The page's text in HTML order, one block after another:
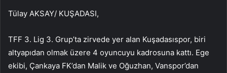
Tülay AKSAY/ KUŞADASI,
TFF 3. Lig 3. Grup’ta zirvede yer alan Kuşadasıspor, biri
altyapıdan olmak üzere 4 oyuncuyu kadrosuna kattı. Ege
ekibi, Çankaya FK’dan Malik ve Oğuzhan, Vanspor’dan